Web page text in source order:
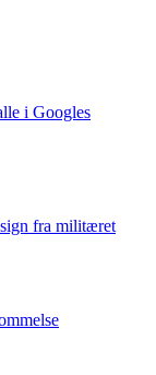
i Googles
fra militæret